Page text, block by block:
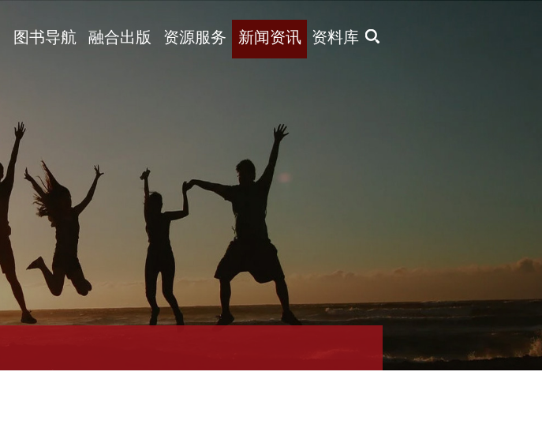
X
图书导航 融合出版 资源服务 新闻资讯 资料库